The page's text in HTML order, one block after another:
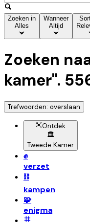
Zoeken in
Alles
Wanneer
Altijd
Zoeken
kamer".
Trefwoorden: overslaan
Ontdek
🏛️
Tweede Kamer
✊
verzet
⛓️
kampen
🧩
enigma